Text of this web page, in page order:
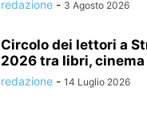
redazione - 3 Agosto 2026
Circolo dei lettori a
2026 tra libri, cinema
redazione - 14 Luglio 2026